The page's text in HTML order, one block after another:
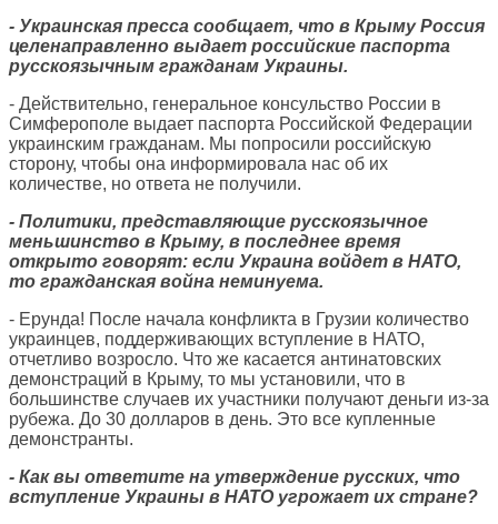
- Украинская пресса сообщает, что в Крыму Россия
целенаправленно выдает российские паспорта
русскоязычным гражданам Украины.
- Действительно, генеральное консульство России в
Симферополе выдает паспорта Российской Федерации
украинским гражданам. Мы попросили российскую
сторону, чтобы она информировала нас об их
количестве, но ответа не получили.
- Политики, представляющие русскоязычное
меньшинство в Крыму, в последнее время
открыто говорят: если Украина войдет в НАТО,
то гражданская война неминуема.
- Ерунда! После начала конфликта в Грузии количество
украинцев, поддерживающих вступление в НАТО,
отчетливо возросло. Что же касается антинатовских
демонстраций в Крыму, то мы установили, что в
большинстве случаев их участники получают деньги из-за
рубежа. До 30 долларов в день. Это все купленные
демонстранты.
- Как вы ответите на утверждение русских, что
вступление Украины в НАТО угрожает их стране?